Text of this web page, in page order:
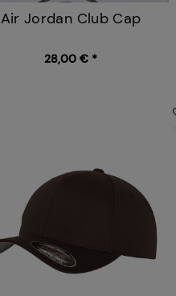
Air Jordan Club Cap
28,00 € *